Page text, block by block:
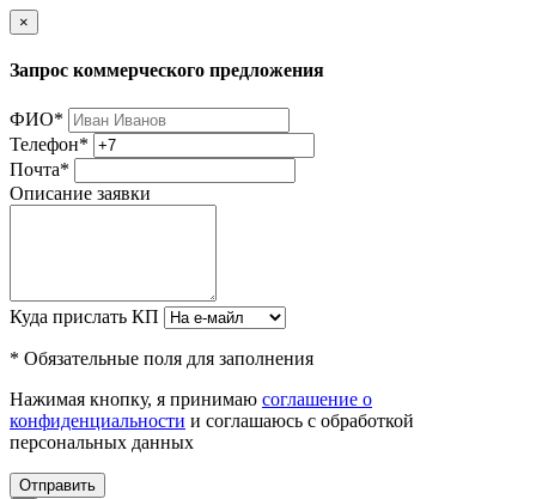
×
Запрос коммерческого предложения
ФИО*
Телефон*
Почта*
Описание заявки
Куда прислать КП
* Обязательные поля для заполнения
Нажимая кнопку, я принимаю соглашение о
конфиденциальности и соглашаюсь с обработкой
персональных данных
Отправить